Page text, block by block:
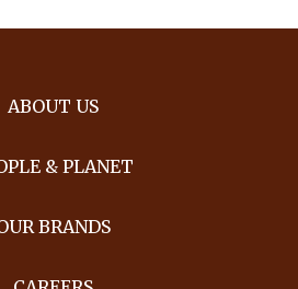
ABOUT US
& PLANET
BRANDS